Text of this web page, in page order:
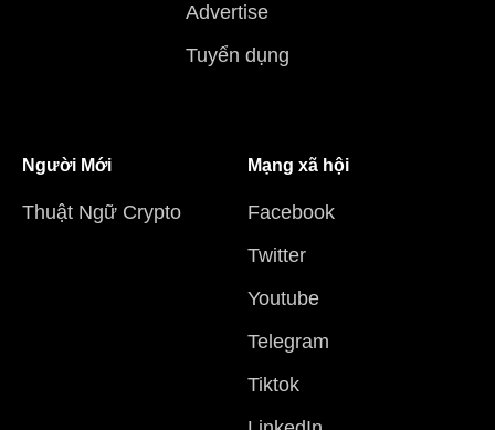
Advertise
Tuyển dụng
Người Mới
Thuật Ngữ Crypto
Mạng xã hội
Facebook
Twitter
Youtube
Telegram
Tiktok